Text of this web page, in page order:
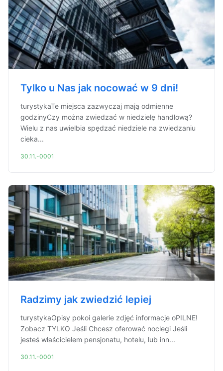
Tylko u Nas jak nocować w 9 dni!
turystykaTe miejsca zazwyczaj mają odmienne
godzinyCzy można zwiedzać w niedzielę handlową?
Wielu z nas uwielbia spędzać niedziele na zwiedzaniu
cieka...
30.11.-0001
Radzimy jak zwiedzić lepiej
turystykaOpisy pokoi galerie zdjęć informacje oPILNE!
Zobacz TYLKO Jeśli Chcesz oferować noclegi Jeśli
jesteś właścicielem pensjonatu, hotelu, lub inn...
30.11.-0001